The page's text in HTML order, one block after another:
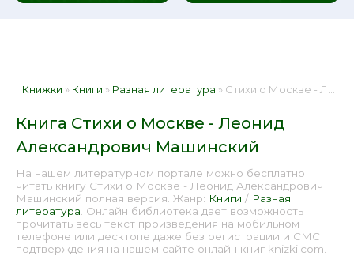
Книжки » Книги » Разная литература » Стихи о Москве - Леонид Александрович Машинский 📕 - Книга онлайн бесплатно
Книга Стихи о Москве - Леонид
Александрович Машинский
На нашем литературном портале можно бесплатно
читать книгу Стихи о Москве - Леонид Александрович
Машинский полная версия. Жанр: Книги / Разная
литература . Онлайн библиотека дает возможность
прочитать весь текст произведения на мобильном
телефоне или десктопе даже без регистрации и СМС
подтверждения на нашем сайте онлайн книг knizki.com.